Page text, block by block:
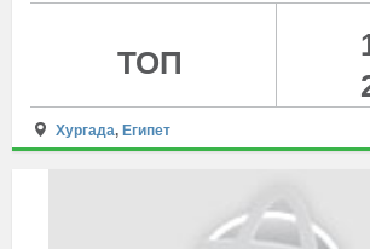
ТОП
Хургада, Египет